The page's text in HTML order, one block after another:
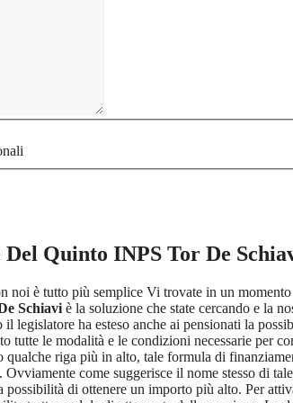
Del Quinto INPS Tor De
noi è tutto più semplice Vi trovate in un
Schiavi è la soluzione che state cercando e la
legislatore ha esteso anche ai pensionati la
tutte le modalità e le condizioni necessarie per
riga più in alto, tale formula di
Ovviamente come suggerisce il nome stesso di
possibilità di ottenere un importo più alto. Per